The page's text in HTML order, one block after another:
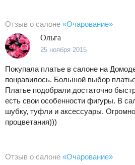
Отзыв о салоне «Очарование»
Ольга
25 ноября 2015
Покупала платье в салоне на
понравилось. Большой выбор
Платье подобрали достаточно
есть свои особенности фигуры. В
шубку, туфли и аксессуары.
процветания)))
Отзыв о салоне «Очарование»